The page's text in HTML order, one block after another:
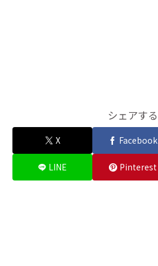
シェアする
X Facebook
LINE Pinterest